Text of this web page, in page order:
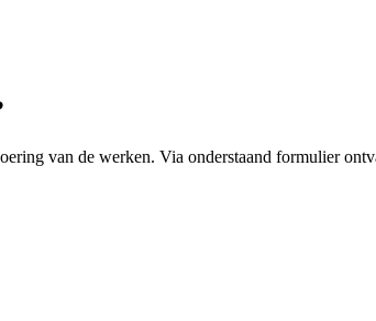
van de werken. Via onderstaand formulier